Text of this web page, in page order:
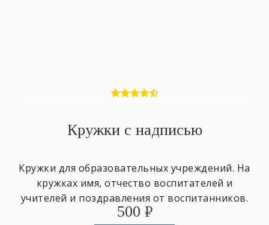
Кружки с надписью
Кружки для образовательных учреждений. На
кружках имя, отчество воспитателей и
учителей и поздравления от воспитанников.
500 ₽